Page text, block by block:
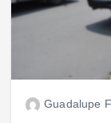
Guadalupe